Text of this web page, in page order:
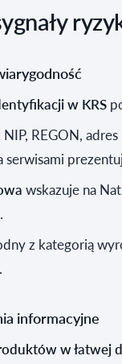
w KRS
REGON,
wskazuje na
z kategorią
informacyjne
w łatwej